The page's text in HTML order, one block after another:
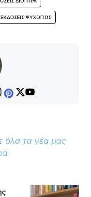
ΕΚΔΌΣΕΙΣ ΨΥΧΟΓΙΌΣ
όλα τα νέα μας